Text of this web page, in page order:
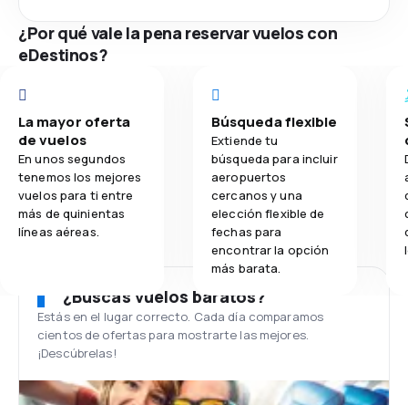
¿Por qué vale la pena reservar vuelos con
eDestinos?
La mayor oferta
de vuelos
En unos segundos
tenemos los mejores
vuelos para ti entre
más de quinientas
líneas aéreas.
Búsqueda flexible
Extiende tu
búsqueda para incluir
aeropuertos
cercanos y una
elección flexible de
fechas para
encontrar la opción
más barata.
¿Buscas vuelos baratos?
Estás en el lugar correcto. Cada día comparamos
cientos de ofertas para mostrarte las mejores.
¡Descúbrelas!